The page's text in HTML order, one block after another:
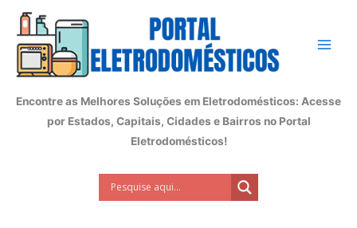
conteúdo
Encontre as Melhores Soluções em Eletrodomésticos: Acesse
por Estados, Capitais, Cidades e Bairros no Portal
Eletrodomésticos!